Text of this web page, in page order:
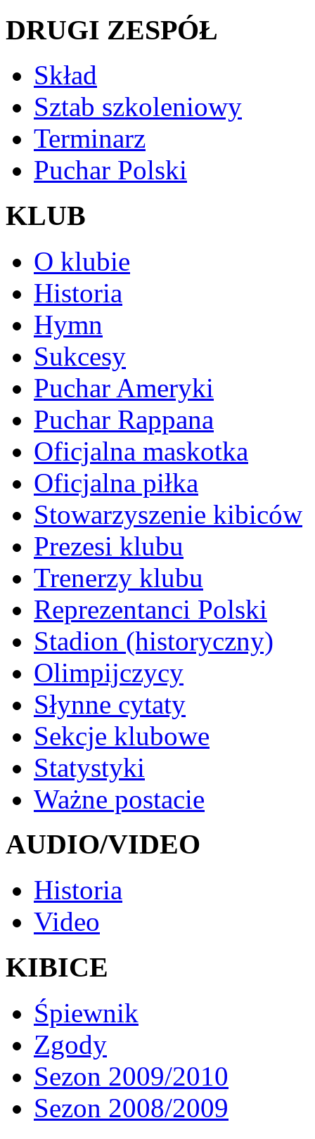
DRUGI ZESPÓŁ
Skład
Sztab szkoleniowy
Terminarz
Puchar Polski
KLUB
O klubie
Historia
Hymn
Sukcesy
Puchar Ameryki
Puchar Rappana
Oficjalna maskotka
Oficjalna piłka
Stowarzyszenie kibiców
Prezesi klubu
Trenerzy klubu
Reprezentanci Polski
Stadion (historyczny)
Olimpijczycy
Słynne cytaty
Sekcje klubowe
Statystyki
Ważne postacie
AUDIO/VIDEO
Historia
Video
KIBICE
Śpiewnik
Zgody
Sezon 2009/2010
Sezon 2008/2009